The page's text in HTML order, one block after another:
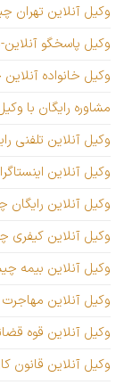
وکیل آنلاین تهران
وکیل پاسخگو آنلاین-مشاوره ۲۴ ساعته
وکیل خانواده
مشاوره رایگان با
وکیل آنلاین تلفنی
وکیل آنلاین
وکیل آنلاین
وکیل آنلاین
وکیل آنلاین بیمه
وکیل آنلاین
وکیل آنلاین قوه
وکیل آنلاین قانون